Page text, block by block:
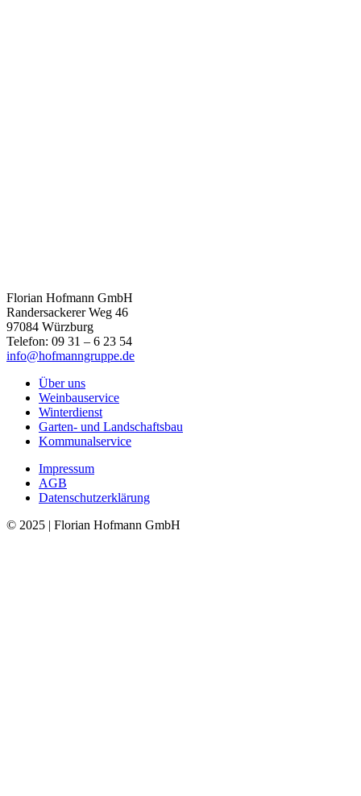
Florian Hofmann GmbH
Randersackerer Weg 46
97084 Würzburg
Telefon: 09 31 – 6 23 54
info@hofmanngruppe.de
Über uns
Weinbauservice
Winterdienst
Garten- und Landschaftsbau
Kommunalservice
Impressum
AGB
Datenschutzerklärung
© 2025 | Florian Hofmann GmbH